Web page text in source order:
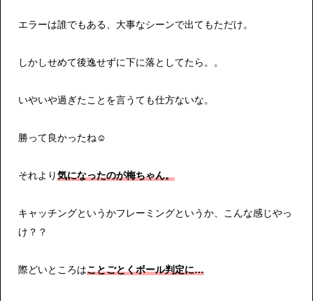
エラーは誰でもある、大事なシーンで出てもただけ。
しかしせめて後逸せずに下に落としてたら。。
いやいや過ぎたことを言うても仕方ないな。
勝って良かったね☺️
それより 気になったのが梅ちゃん。
キャッチングというかフレーミングというか、こんな感じやっ
け？？
際どいところはことごとくボール判定に…